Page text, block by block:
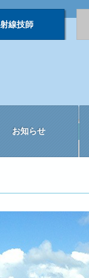
線技師
お知らせ